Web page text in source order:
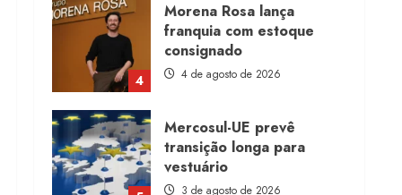
4
Morena Rosa lança
franquia com estoque
consignado
4 de agosto de 2026
Mercosul-UE prevê
transição longa para
vestuário
3 de agosto de 2026